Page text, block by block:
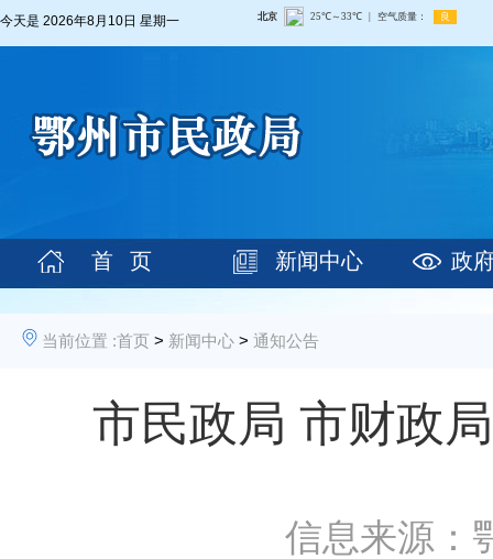
今天是 2026年8月10日 星期一
首 页 新闻中心 政
当前位置 :首页 > 新闻中心 > 通知公告
市民政局 市财政
信息来源：